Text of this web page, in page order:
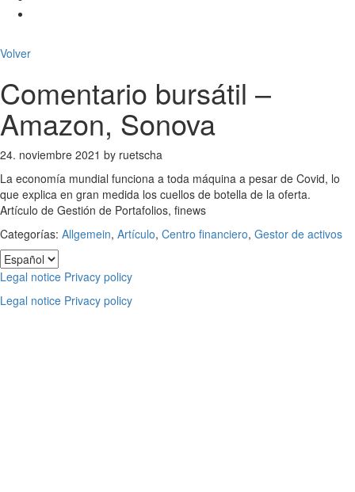
Volver
Comentario bursátil –
Amazon, Sonova
24. noviembre 2021 by ruetscha
La economía mundial funciona a toda máquina a pesar de Covid, lo
que explica en gran medida los cuellos de botella de la oferta.
Artículo de Gestión de Portafolios, finews
Categorías: Allgemein, Artículo, Centro financiero, Gestor de activos
Footer
Elegir
un
idioma
Legal notice Privacy policy
Legal notice Privacy policy